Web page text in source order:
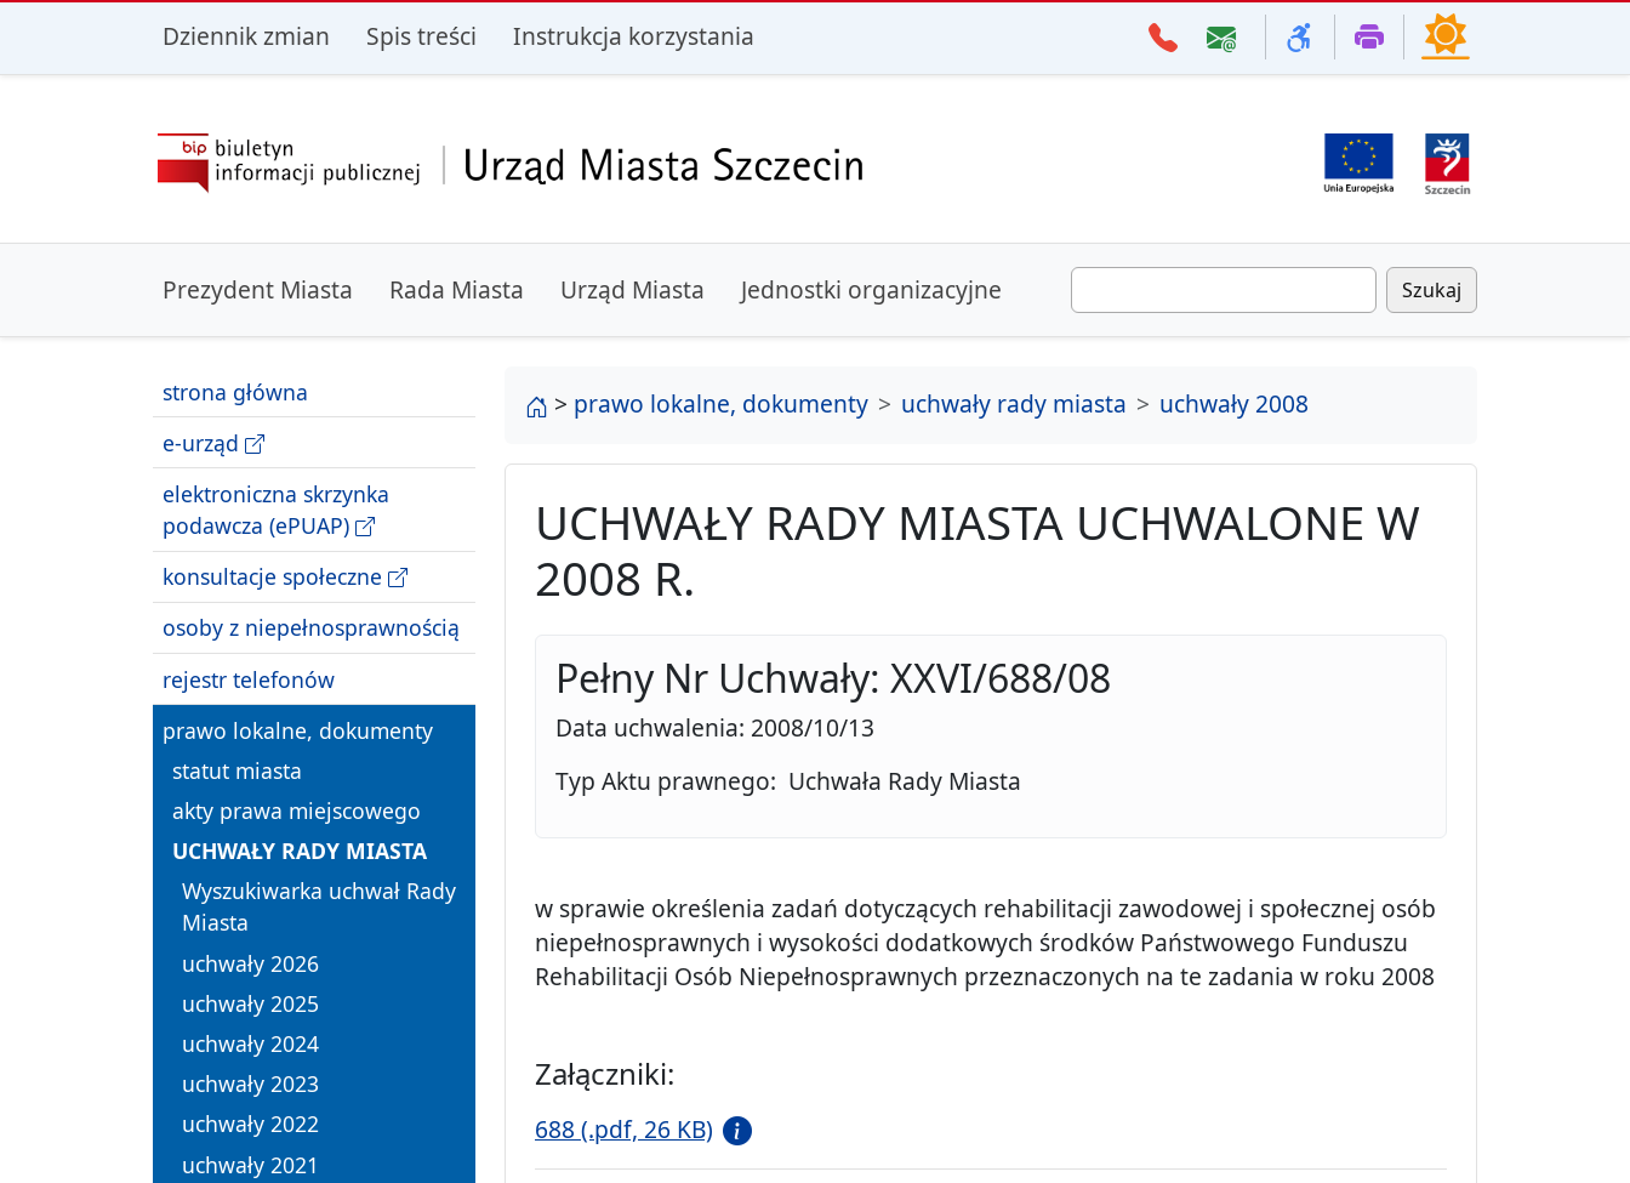
przejdź do głównego menu przejdź do treści
Dziennik zmian Spis treści Instrukcja korzystania
Prezydent Miasta Rada Miasta Urząd Miasta Jednostki organizacyjne Szukaj
strona główna
e-urząd
elektroniczna skrzynka
podawcza (ePUAP)
konsultacje społeczne
osoby z niepełnosprawnością
rejestr telefonów
prawo lokalne, dokumenty
statut miasta
akty prawa miejscowego
UCHWAŁY RADY MIASTA
Wyszukiwarka uchwał Rady
Miasta
uchwały 2026
uchwały 2025
uchwały 2024
uchwały 2023
uchwały 2022
uchwały 2021
strona główna
> prawo lokalne, dokumenty uchwały rady miasta uchwały 2008
UCHWAŁY RADY MIASTA UCHWALONE W
2008 R.
Pełny Nr Uchwały: XXVI/688/08
Data uchwalenia: 2008/10/13
Typ Aktu prawnego: Uchwała Rady Miasta
w sprawie określenia zadań dotyczących rehabilitacji zawodowej i społecznej osób
niepełnosprawnych i wysokości dodatkowych środków Państwowego Funduszu
Rehabilitacji Osób Niepełnosprawnych przeznaczonych na te zadania w roku 2008
Załączniki:
688 (.pdf, 26 KB)